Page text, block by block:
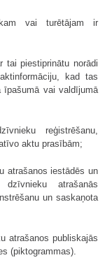
vai turētājam ir
tai piestiprinātu norādi
kad tas
īpašumā vai valdījumā
reģistrēšanu,
aktu prasībām;
atrašanos iestādēs un
atrašanās
un saskaņota
atrašanos publiskajās
(piktogrammas).